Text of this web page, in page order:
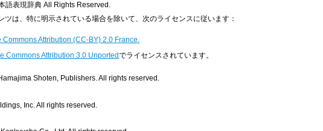
語表現辞典 All Rights Reserved.
ツは、特に明示されている場合を除いて、次のライセンスに従います：
Commons Attribution (CC-BY) 2.0 France.
Commons Attribution 3.0 Unportedでライセンスされています。
Shoten, Publishers. All rights reserved.
Inc. All rights reserved.